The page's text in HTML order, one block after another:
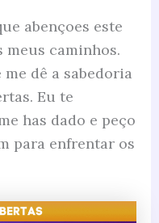
abençoes este
meus caminhos.
dê a sabedoria
Eu te
has dado e peço
para enfrentar os